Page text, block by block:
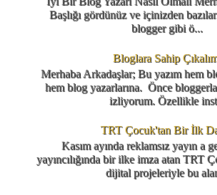
Başlığı gördünüz ve içinizden
blogger gibi ö...
Bloglara Sahip
Merhaba Arkadaşlar; Bu yazım hem
hem blog yazarlarına. Önce
izliyorum. Özellikle
TRT Çocuk'tan Bir İlk
Kasım ayında reklamsız yayın a
yayıncılığında bir ilke imza atan TRT
dijital projeleriyle bu